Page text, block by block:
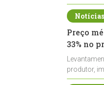
durante a
Preço
33% no
produtor,
de leite cru